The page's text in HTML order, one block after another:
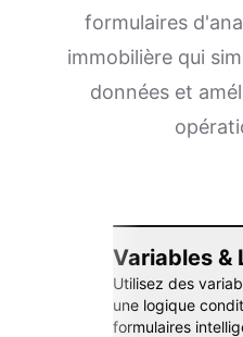
formulaires
immobilière qui
données et
Variables &
Utilisez des
une logique
formulaires